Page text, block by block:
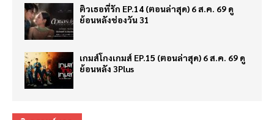
ติวเธอที่รัก EP.14 (ตอนล่าสุด) 6 ส.ค. 69 ดู
ย้อนหลังช่องวัน 31
เกมส์โกงเกมส์ EP.15 (ตอนล่าสุด) 6 ส.ค. 69 ดู
ย้อนหลัง 3Plus